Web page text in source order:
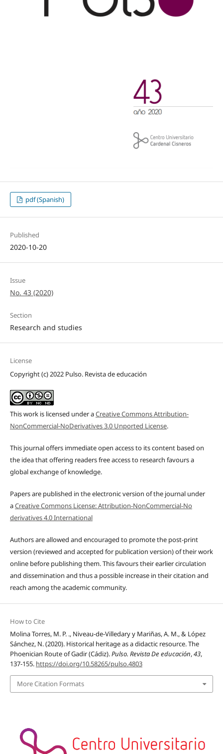
pdf (Spanish)
Published
2020-10-20
Issue
No. 43 (2020)
Section
Research and studies
License
Copyright (c) 2022 Pulso. Revista de educación
This work is licensed under aCreative Commons Attribution-
NonCommercial-NoDerivatives 3.0 Unported License.
This journal offers immediate open access to its content based on
the idea that offering readers free access to research favours a
global exchange of knowledge.
Papers are published in the electronic version of the journal under
aCreative Commons License: Attribution-NonCommercial-No
derivatives 4.0 International
Authors are allowed and encouraged to promote the post-print
version (reviewed and accepted for publication version) of their work
online before publishing them. This favours their earlier circulation
and dissemination and thus a possible increase in their citation and
reach among the academic community.
How to Cite
Molina Torres, M. P. ., Niveau-de-Villedary y Mariñas, A. M., & López
Sánchez, N. (2020). Historical heritage as a didactic resource. The
Phoenician Route of Gadir (Cádiz).Pulso. Revista De educación,43,
137-155. https://doi.org/10.58265/pulso.4803
More Citation Formats